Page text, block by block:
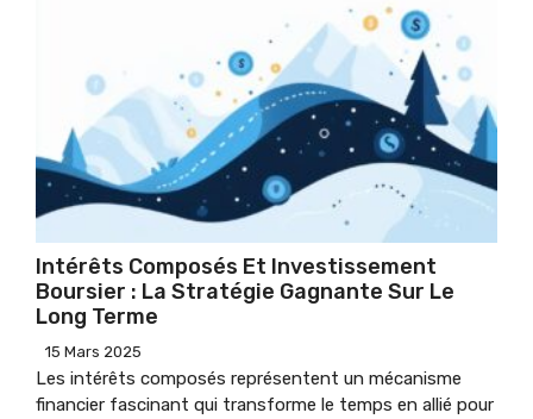
Intérêts Composés Et Investissement
Boursier : La Stratégie Gagnante Sur Le
Long Terme
15 Mars 2025
Les intérêts composés représentent un mécanisme
financier fascinant qui transforme le temps en allié pour